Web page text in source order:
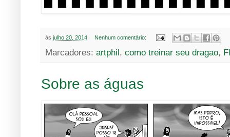
às julho 20, 2014 Nenhum comentário:
Marcadores: artphil, como treinar seu dragao,
Sobre as águas